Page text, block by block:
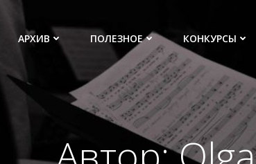
АРХИВ ПОЛЕЗНОЕ КОНКУРСЫ